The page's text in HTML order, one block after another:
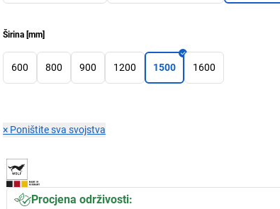
Širina [mm]
600 800 900 1200 1500 1600
× Poništite sva svojstva
Procjena održivosti: